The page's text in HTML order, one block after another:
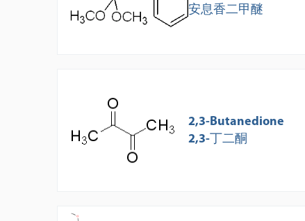
安息香二甲醚
2,3-Butanedione
2,3-丁二酮